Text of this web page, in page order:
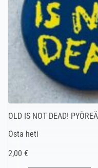
OLD IS NOT DEAD!
Osta heti
2,00 €